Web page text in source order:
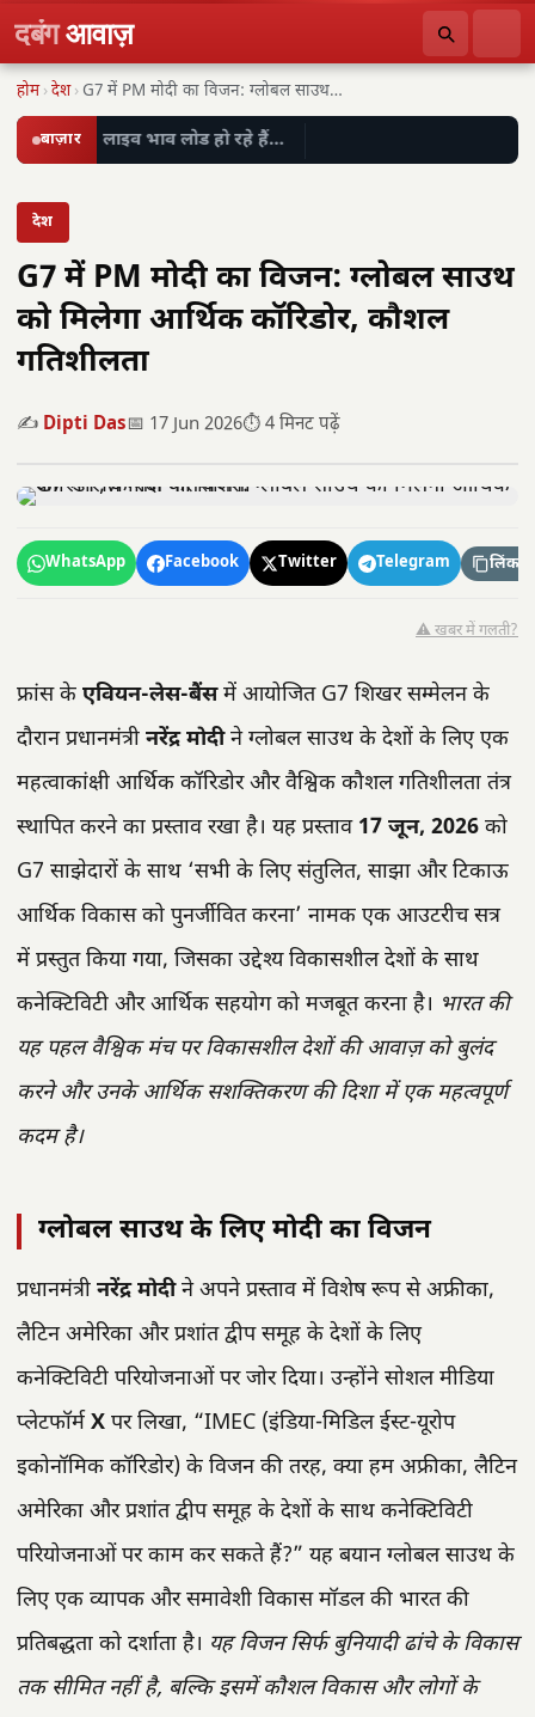
दबंगआवाज़
होम ›देश › G7 में PM मोदी का विजन: ग्लोबल साउथ…
बाज़ार लाइव भाव लोड हो रहे हैं…
देश
G7 में PM मोदी का विजन: ग्लोबल साउथ
को मिलेगा आर्थिक कॉरिडोर, कौशल
गतिशीलता
✍️ Dipti Das📅 17 Jun 2026⏱️ 4 मिनट पढ़ें
WhatsApp Facebook Twitter Telegram लिंक
⚠️ खबर में गलती?
फ्रांस के एवियन-लेस-बैंसमें आयोजित G7 शिखर सम्मेलन के
दौरान प्रधानमंत्री नरेंद्र मोदीने ग्लोबल साउथ के देशों के लिए एक
महत्वाकांक्षी आर्थिक कॉरिडोर और वैश्विक कौशल गतिशीलता तंत्र
स्थापित करने का प्रस्ताव रखा है। यह प्रस्ताव 17 जून, 2026 को
G7 साझेदारों के साथ ‘सभी के लिए संतुलित, साझा और टिकाऊ
आर्थिक विकास को पुनर्जीवित करना’ नामक एक आउटरीच सत्र
में प्रस्तुत किया गया, जिसका उद्देश्य विकासशील देशों के साथ
कनेक्टिविटी और आर्थिक सहयोग को मजबूत करना है। भारत की
यह पहल वैश्विक मंच पर विकासशील देशों की आवाज़ को बुलंद
करने और उनके आर्थिक सशक्तिकरण की दिशा में एक महत्वपूर्ण
कदम है।
ग्लोबल साउथ के लिए मोदी का विजन
प्रधानमंत्री नरेंद्र मोदीने अपने प्रस्ताव में विशेष रूप से अफ्रीका,
लैटिन अमेरिका और प्रशांत द्वीप समूह के देशों के लिए
कनेक्टिविटी परियोजनाओं पर जोर दिया। उन्होंने सोशल मीडिया
प्लेटफॉर्म X पर लिखा, “IMEC (इंडिया-मिडिल ईस्ट-यूरोप
इकोनॉमिक कॉरिडोर) के विजन की तरह, क्या हम अफ्रीका, लैटिन
अमेरिका और प्रशांत द्वीप समूह के देशों के साथ कनेक्टिविटी
परियोजनाओं पर काम कर सकते हैं?” यह बयान ग्लोबल साउथ के
लिए एक व्यापक और समावेशी विकास मॉडल की भारत की
प्रतिबद्धता को दर्शाता है। यह विजन सिर्फ बुनियादी ढांचे के विकास
तक सीमित नहीं है, बल्कि इसमें कौशल विकास और लोगों के